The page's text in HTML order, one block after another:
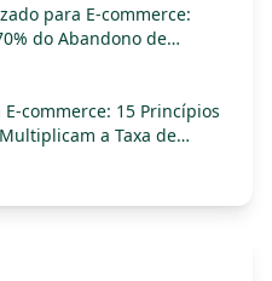
para E-commerce:
do Abandono de
Vendas
E-commerce: 15 Princípios
a Taxa de